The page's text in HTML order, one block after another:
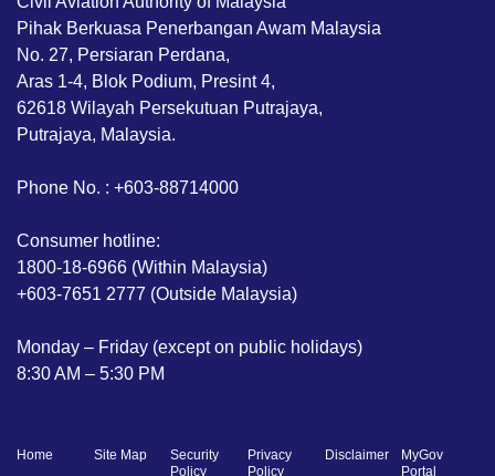
Pihak Berkuasa Penerbangan Awam Malaysia
No. 27, Persiaran Perdana,
Aras 1-4, Blok Podium, Presint 4,
62618 Wilayah Persekutuan Putrajaya,
Putrajaya, Malaysia.
Phone No. : +603-88714000
Consumer hotline:
1800-18-6966 (Within Malaysia)
+603-7651 2777 (Outside Malaysia)
Monday – Friday (except on public holidays)
8:30 AM – 5:30 PM
Home Site Map
Security
Policy
Privacy
Policy
Disclaimer
MyGov
Portal